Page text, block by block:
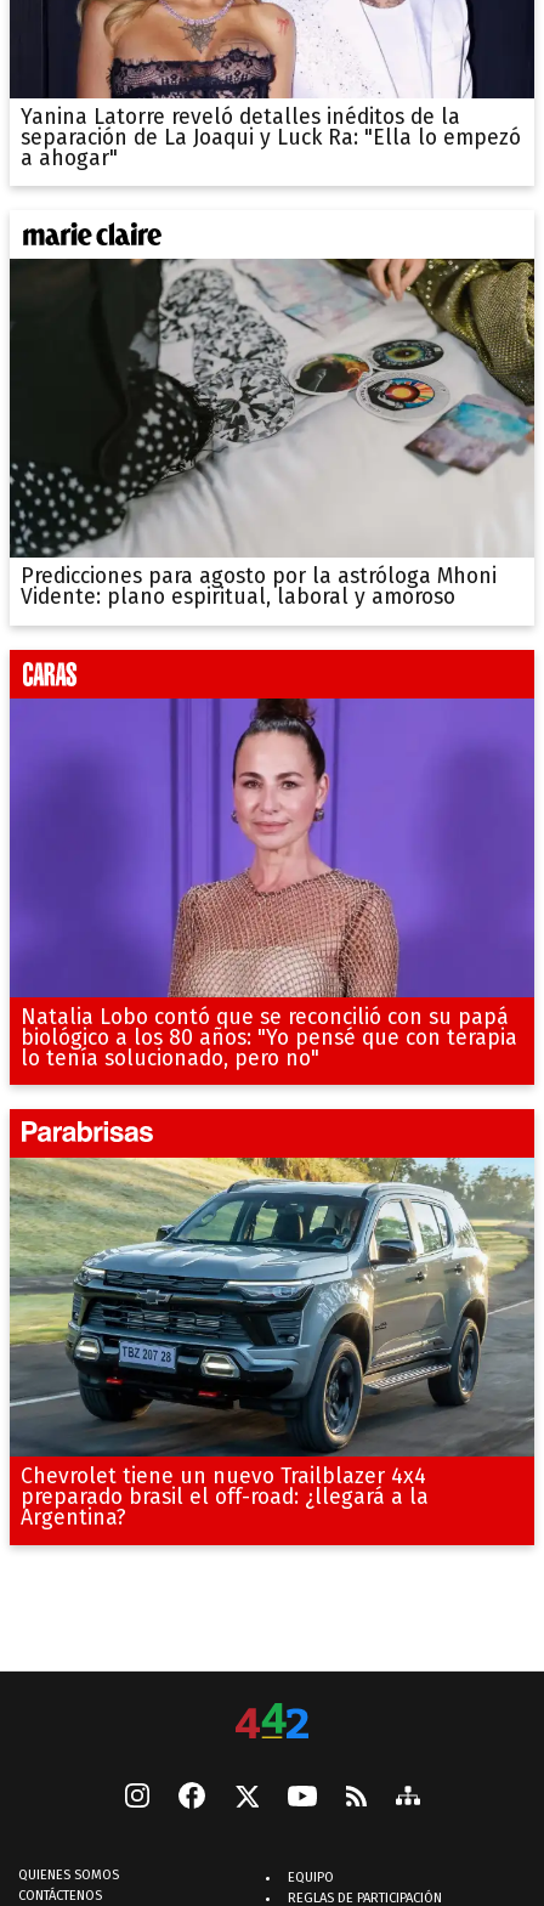
Yanina Latorre reveló detalles inéditos de la
separación de La Joaqui y Luck Ra: "Ella lo empezó
a ahogar"
Predicciones para agosto por la astróloga Mhoni
Vidente: plano espiritual, laboral y amoroso
Natalia Lobo contó que se reconcilió con su papá
biológico a los 80 años: "Yo pensé que con terapia
lo tenía solucionado, pero no"
Chevrolet tiene un nuevo Trailblazer 4x4
preparado brasil el off-road: ¿llegará a la
Argentina?
QUIENES SOMOS
CONTÁCTENOS
EQUIPO
REGLAS DE PARTICIPACIÓN